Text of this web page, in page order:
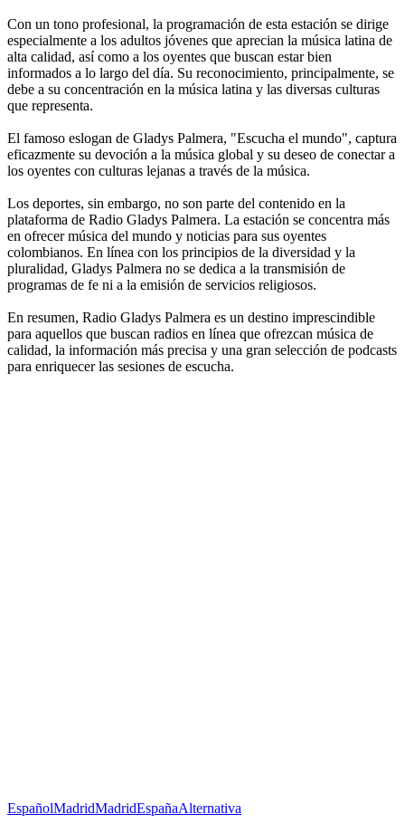
Con un tono profesional, la programación de esta estación se dirige
especialmente a los adultos jóvenes que aprecian la música latina de
alta calidad, así como a los oyentes que buscan estar bien
informados a lo largo del día. Su reconocimiento, principalmente, se
debe a su concentración en la música latina y las diversas culturas
que representa.
El famoso eslogan de Gladys Palmera, "Escucha el mundo", captura
eficazmente su devoción a la música global y su deseo de conectar a
los oyentes con culturas lejanas a través de la música.
Los deportes, sin embargo, no son parte del contenido en la
plataforma de Radio Gladys Palmera. La estación se concentra más
en ofrecer música del mundo y noticias para sus oyentes
colombianos. En línea con los principios de la diversidad y la
pluralidad, Gladys Palmera no se dedica a la transmisión de
programas de fe ni a la emisión de servicios religiosos.
En resumen, Radio Gladys Palmera es un destino imprescindible
para aquellos que buscan radios en línea que ofrezcan música de
calidad, la información más precisa y una gran selección de podcasts
para enriquecer las sesiones de escucha.
EspañolMadridMadridEspañaAlternativa